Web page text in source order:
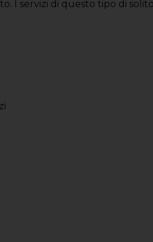
I servizi di questo tipo di